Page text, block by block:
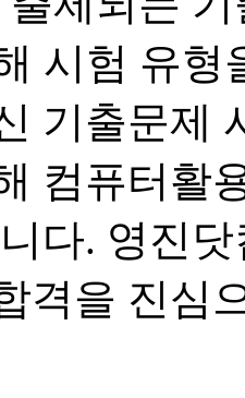
시험 유
기출문제
컴퓨터활
다. 영진
격을 진심